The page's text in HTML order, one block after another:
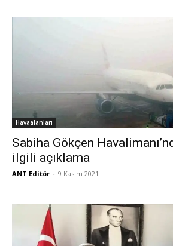
Havaalanları
Sabiha Gökçen
ilgili açıklama
ANT Editör - 9 Kasım 2021